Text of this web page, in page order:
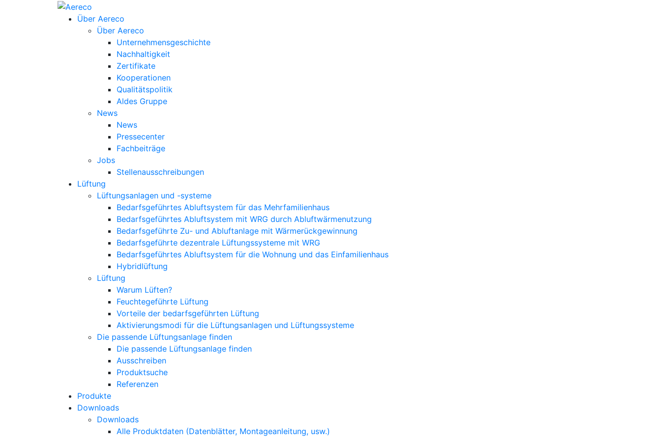
Über Aereco
Über Aereco
Unternehmensgeschichte
Nachhaltigkeit
Zertifikate
Kooperationen
Qualitätspolitik
Aldes Gruppe
News
News
Pressecenter
Fachbeiträge
Jobs
Stellenausschreibungen
Lüftung
Lüftungsanlagen und -systeme
Bedarfsgeführtes Abluftsystem für das Mehrfamilienhaus
Bedarfsgeführtes Abluftsystem mit WRG durch Abluftwärmenutzung
Bedarfsgeführte Zu- und Abluftanlage mit Wärmerückgewinnung
Bedarfsgeführte dezentrale Lüftungssysteme mit WRG
Bedarfsgeführtes Abluftsystem für die Wohnung und das Einfamilienhaus
Hybridlüftung
Lüftung
Warum Lüften?
Feuchtegeführte Lüftung
Vorteile der bedarfsgeführten Lüftung
Aktivierungsmodi für die Lüftungsanlagen und Lüftungssysteme
Die passende Lüftungsanlage finden
Die passende Lüftungsanlage finden
Ausschreiben
Produktsuche
Referenzen
Produkte
Downloads
Downloads
Alle Produktdaten (Datenblätter, Montageanleitung, usw.)